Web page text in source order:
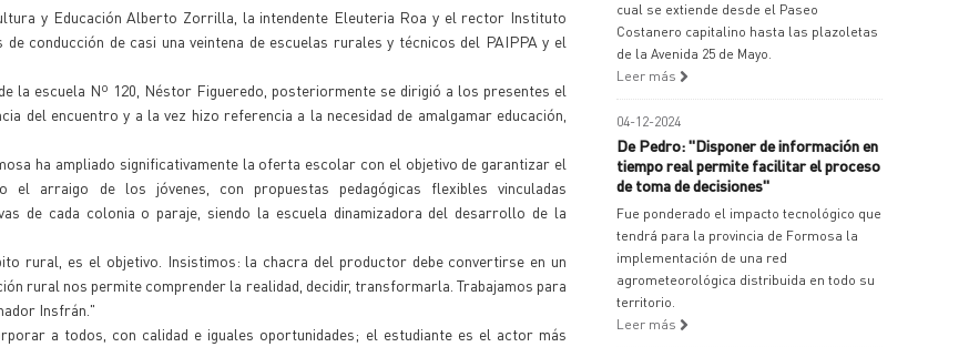
y Educación Alberto Zorrilla, la intendente Eleuteria Roa y el rector Instituto
conducción de casi una veintena de escuelas rurales y técnicos del PAIPPA y el
la escuela Nº 120, Néstor Figueredo, posteriormente se dirigió a los presentes el
del encuentro y a la vez hizo referencia a la necesidad de amalgamar educación,
ha ampliado significativamente la oferta escolar con el objetivo de garantizar el
el arraigo de los jóvenes, con propuestas pedagógicas flexibles vinculadas
de cada colonia o paraje, siendo la escuela dinamizadora del desarrollo de la
rural, es el objetivo. Insistimos: la chacra del productor debe convertirse en un
rural nos permite comprender la realidad, decidir, transformarla. Trabajamos para
Insfrán."
a todos, con calidad e iguales oportunidades; el estudiante es el actor más
cual se extiende desde el Paseo
Costanero capitalino hasta las plazoletas
de la Avenida 25 de Mayo.
Leer más
04-12-2024
De Pedro: "Disponer de información en
tiempo real permite facilitar el proceso
de toma de decisiones"
Fue ponderado el impacto tecnológico que
tendrá para la provincia de Formosa la
implementación de una red
agrometeorológica distribuida en todo su
territorio.
Leer más